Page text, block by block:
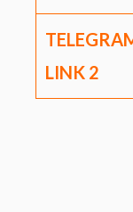
LINK 2